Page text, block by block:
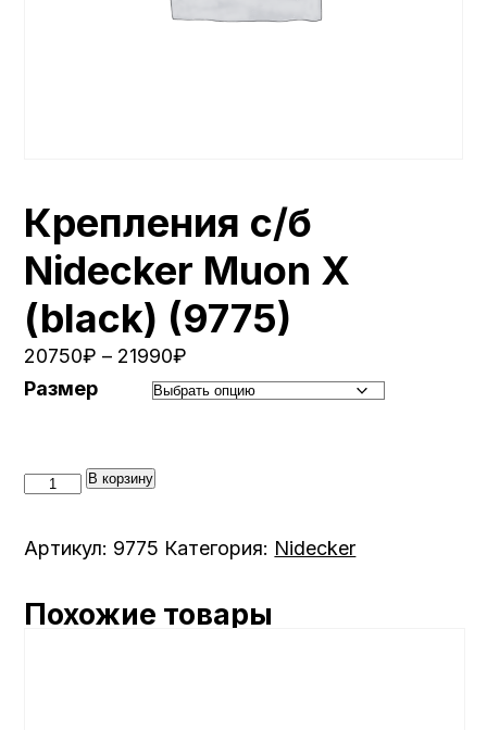
Крепления с/б
Nidecker Muon X
(black) (9775)
20750₽ – 21990₽
Размер
Количество
с/
Nidecker
В корзину
Артикул: 9775 Категория: Nidecker
Похожие товары